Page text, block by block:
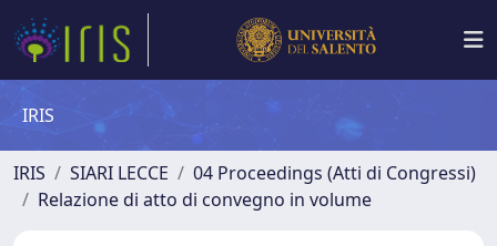
IRIS
IRIS SIARI LECCE
04 Proceedings (Atti di Congressi)
Relazione di atto di convegno in volume